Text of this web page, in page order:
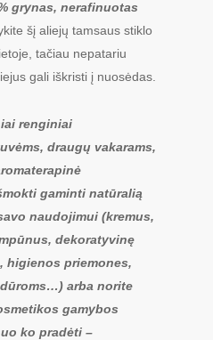
grynas, nerafinuotas
šį aliejų tamsaus stiklo
tačiau nepatariu
gali iškristi į nuosėdas.
renginiai
draugų vakarams,
gaminti natūralią
naudojimui (kremus,
dekoratyvinę
higienos priemones,
arba norite
gamybos
ko pradėti –